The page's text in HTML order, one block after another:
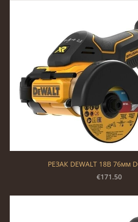
РЕЗАК DEWALT 18В 76мм
€171.50